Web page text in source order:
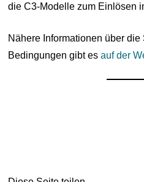
die C3-Modelle zum Einlösen
Nähere Informationen über
Bedingungen gibt esauf der